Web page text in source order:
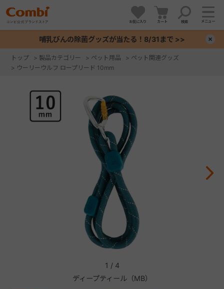
お気に入り カート 検索 メニュー
哺乳びんの除菌グッズが当たる！8/31まで >>
トップ > 製品カテゴリー > ペット用品 > ペット関連グッズ
> ウーリーウルフ ロープリード 10mm
ディープティール（MB）
1 / 4